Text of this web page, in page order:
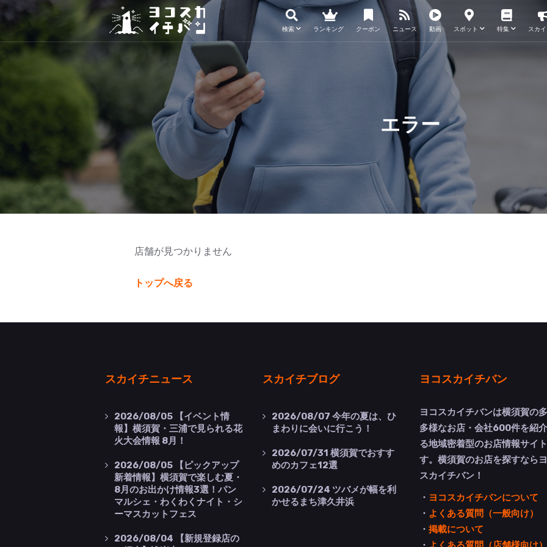
検索 ランキング クーポン ニュース 動画 スポット 特集 スカ
エラー
店舗が見つかりません
トップへ戻る
スカイチニュース
2026/08/05 【イベント情
報】横須賀・三浦で見られる花
火大会情報 8月！
2026/08/05 【ピックアップ
新着情報】横須賀で楽しむ夏・
8月のお出かけ情報3選！パン
マルシェ・わくわくナイト・シ
ーマスカットフェス
2026/08/04 【新規登録店の
スカイチブログ
2026/08/07 今年の夏は、ひ
まわりに会いに行こう！
2026/07/31 横須賀でおすす
めのカフェ12選
2026/07/24 ツバメが幅を利
かせるまち津久井浜
ヨコスカイチバン
ヨコスカイチバンは横須賀の
多様なお店・会社600件を紹
る地域密着型のお店情報サイ
す。横須賀のお店を探すなら
スカイチバン！
・ ヨコスカイチバンについて
・ よくある質問（一般向け）
・ 掲載について